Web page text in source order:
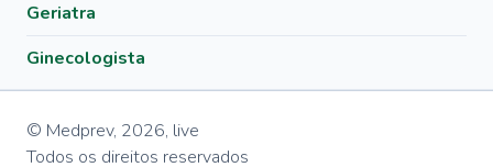
Geriatra
Ginecologista
© Medprev, 2026, live
Todos os direitos reservados